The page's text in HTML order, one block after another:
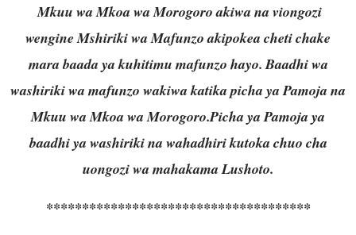
Mkuu wa Mkoa wa Morogoro akiwa na viongozi
wengineMshiriki wa Mafunzo akipokea cheti chake
mara baada ya kuhitimu mafunzo hayo.Baadhi wa
washiriki wa mafunzo wakiwa katika picha ya Pamoja na
Mkuu wa Mkoa wa Morogoro.Picha ya Pamoja ya
baadhi ya washiriki na wahadhiri kutoka chuo cha
uongozi wa mahakama Lushoto.
*************************************